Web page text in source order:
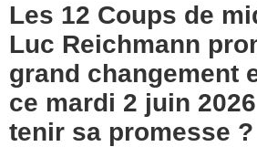
Les 12 Coups de
Luc Reichmann
grand changement
ce mardi 2 juin
tenir sa promesse ?